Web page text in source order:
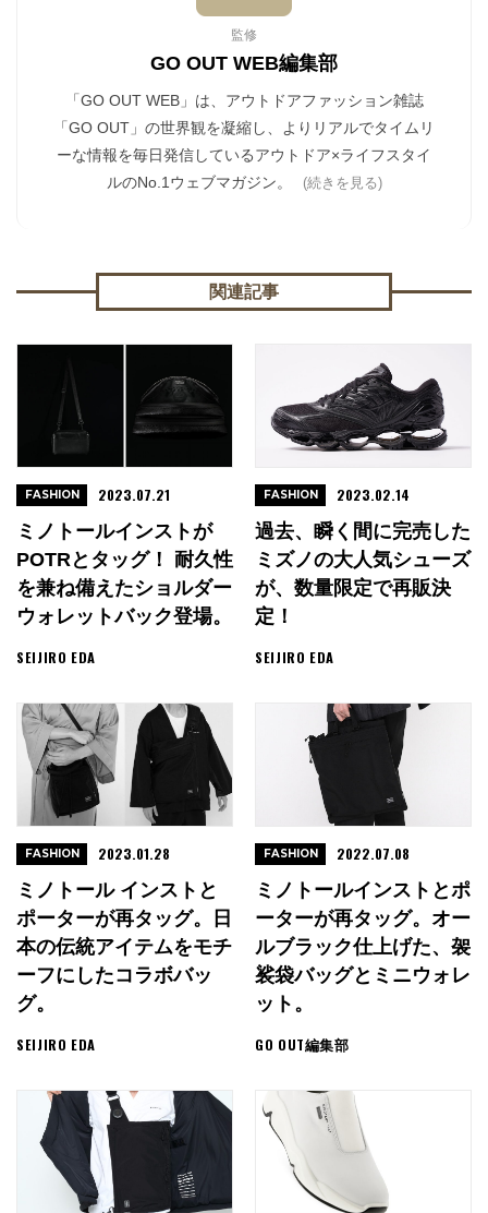
監修
GO OUT WEB編集部
「GO OUT WEB」は、アウトドアファッション雑誌
「GO OUT」の世界観を凝縮し、よりリアルでタイムリ
ーな情報を毎日発信しているアウトドア×ライフスタイ
ルのNo.1ウェブマガジン。
(続きを見る)
関連記事
ミノトールインストが
POTRとタッグ！ 耐久性
を兼ね備えたショルダー
ウォレットバック登場。
SEIJIRO EDA
FASHION 2023.07.21
過去、瞬く間に完売した
ミズノの大人気シューズ
が、数量限定で再販決
定！
SEIJIRO EDA
FASHION 2023.02.14
ミノトール インストと
ポーターが再タッグ。日
本の伝統アイテムをモチ
ーフにしたコラボバッ
グ。
SEIJIRO EDA
FASHION 2023.01.28
ミノトールインストとポ
ーターが再タッグ。オー
ルブラック仕上げた、袈
裟袋バッグとミニウォレ
ット。
GO OUT編集部
FASHION 2022.07.08